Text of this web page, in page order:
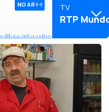
NO AR TV
RTP